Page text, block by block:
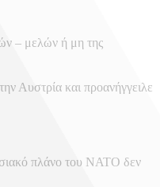
– μελών ή μη της
Αυστρία και προανήγγειλε
πλάνο του ΝΑΤΟ δεν